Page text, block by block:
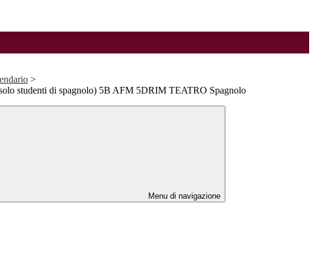
>
studenti di spagnolo) 5B AFM 5DRIM TEATRO Spagnolo
Menu di navigazione